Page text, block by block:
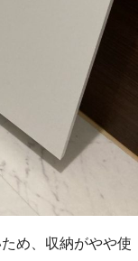
め、収納がやや使